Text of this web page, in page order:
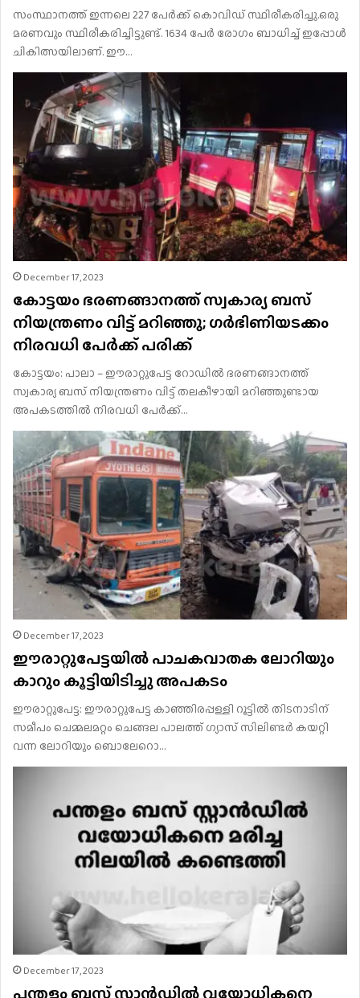
സംസ്ഥാനത്ത് ഇന്നലെ 227 പേർക്ക് കൊവിഡ് സ്ഥിരീകരിച്ചു.ഒരു
മരണവും സ്ഥിരീകരിച്ചിട്ടുണ്ട്. 1634 പേർ രോഗം ബാധിച്ച് ഇപ്പോൾ
ചികിത്സയിലാണ്. ഈ…
December 17, 2023
കോട്ടയം ഭരണങ്ങാനത്ത് സ്വകാര്യ ബസ്
നിയന്ത്രണം വിട്ട് മറിഞ്ഞു; ഗർഭിണിയടക്കം
നിരവധി പേർക്ക് പരിക്ക്
കോട്ടയം: പാലാ – ഈരാറ്റുപേട്ട റോഡിൽ ഭരണങ്ങാനത്ത്
സ്വകാര്യ ബസ് നിയന്ത്രണം വിട്ട് തലകീഴായി മറിഞ്ഞുണ്ടായ
അപകടത്തിൽ നിരവധി പേർക്ക്…
December 17, 2023
ഈരാറ്റുപേട്ടയിൽ പാചകവാതക ലോറിയും
കാറും കൂട്ടിയിടിച്ചു അപകടം
ഈരാറ്റുപേട്ട: ഈരാറ്റുപേട്ട കാഞ്ഞിരപ്പള്ളി റൂട്ടില്‍ തിടനാടിന്
സമീപം ചെമ്മലമറ്റം ചെങ്ങല പാലത്ത് ഗ്യാസ് സിലിണ്ടര്‍ കയറ്റി
വന്ന ലോറിയും ബൊലേറൊ…
December 17, 2023